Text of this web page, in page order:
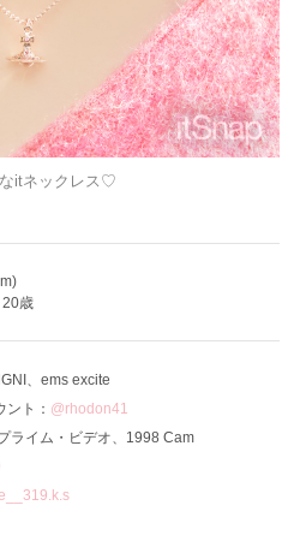
itネックレス♡
20歳
、ems excite
ト： @rhodon41
ライム・ビデオ、1998 Cam